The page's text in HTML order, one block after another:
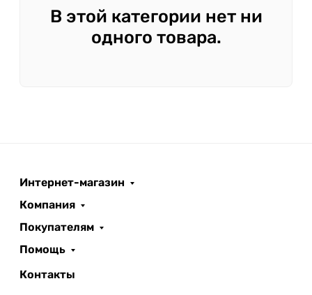
В этой категории нет ни
одного товара.
Интернет-магазин
Компания
Покупателям
Помощь
Контакты